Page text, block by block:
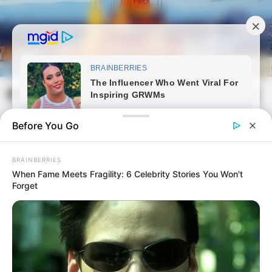
Skip
to
content
Magyarvilag.com
Search
Before You Go
BRAINBERRIES
When Fame Meets Fragility: 6 Celebrity Stories You Won't
Forget